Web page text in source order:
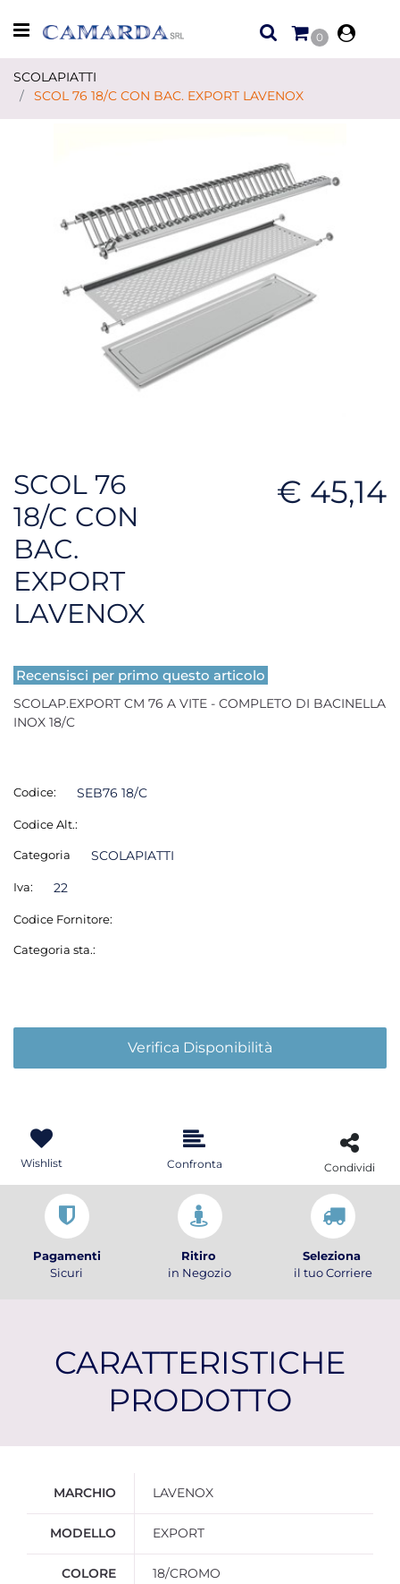
Open menu
0
SCOLAPIATTI
SCOL 76 18/C CON BAC. EXPORT LAVENOX
SCOL 76
18/C CON
BAC.
EXPORT
LAVENOX
€ 45,14
Recensisci per primo questo articolo
SCOLAP.EXPORT CM 76 A VITE - COMPLETO DI BACINELLA
INOX 18/C
Codice: SEB76 18/C
Codice Alt.:
Categoria SCOLAPIATTI
Iva: 22
Codice Fornitore:
Categoria sta.:
Verifica Disponibilità
Wishlist Confronta Condividi
Pagamenti
Sicuri
Ritiro
in Negozio
Seleziona
il tuo Corriere
CARATTERISTICHE
PRODOTTO
MARCHIO LAVENOX
MODELLO EXPORT
COLORE 18/CROMO